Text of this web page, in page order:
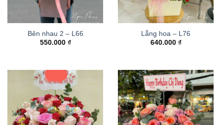
Bên nhau 2 – L66
550.000 ₫
Lẵng hoa – L76
640.000 ₫